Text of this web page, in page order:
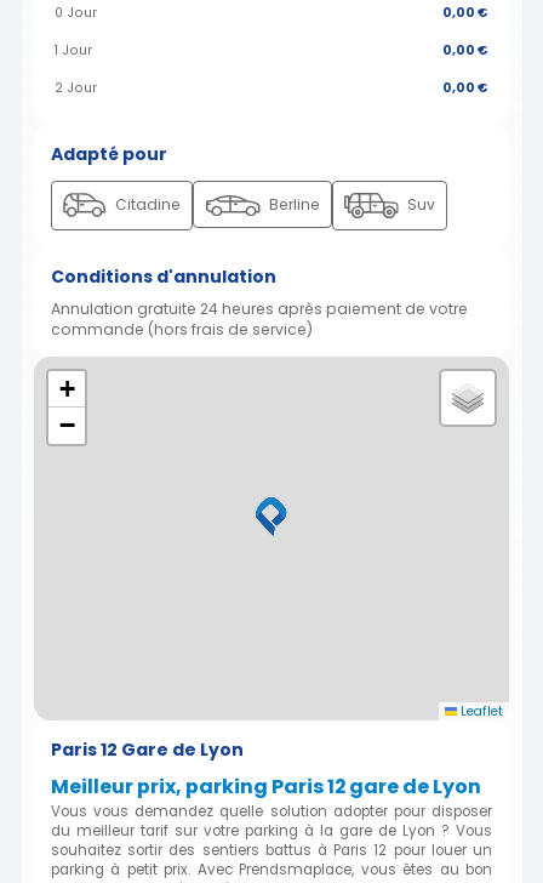
0 Jour 0,00 €
1 Jour 0,00 €
2 Jour 0,00 €
Adapté pour
Citadine Berline Suv
Conditions d'annulation
Annulation gratuite 24 heures après paiement de votre
commande (hors frais de service)
+
−
Leaflet
Paris 12 Gare de Lyon
Meilleur prix, parking Paris 12 gare de Lyon
Vous vous demandez quelle solution adopter pour disposer
du meilleur tarif sur votre parking à la gare de Lyon ? Vous
souhaitez sortir des sentiers battus à Paris 12 pour louer un
parking à petit prix. Avec Prendsmaplace, vous êtes au bon